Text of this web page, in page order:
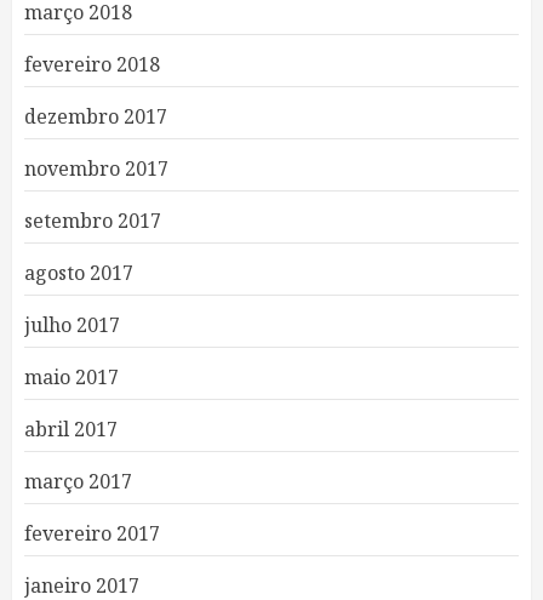
março 2018
fevereiro 2018
dezembro 2017
novembro 2017
setembro 2017
agosto 2017
julho 2017
maio 2017
abril 2017
março 2017
fevereiro 2017
janeiro 2017